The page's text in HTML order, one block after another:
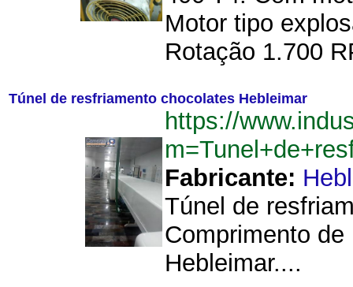
Motor tipo
Rotação 1.700
Túnel de resfriamento chocolates Hebleimar
https://
Fabricante:
Túnel de
Comprimento
Hebleimar....